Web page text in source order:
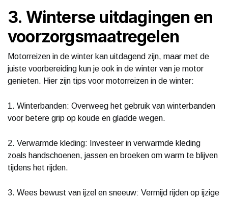
3. Winterse uitdagingen en
voorzorgsmaatregelen
Motorreizen in de winter kan uitdagend zijn, maar met de
juiste voorbereiding kun je ook in de winter van je motor
genieten. Hier zijn tips voor motorreizen in de winter:
1. Winterbanden: Overweeg het gebruik van winterbanden
voor betere grip op koude en gladde wegen.
2. Verwarmde kleding: Investeer in verwarmde kleding
zoals handschoenen, jassen en broeken om warm te blijven
tijdens het rijden.
3. Wees bewust van ijzel en sneeuw: Vermijd rijden op ijzige